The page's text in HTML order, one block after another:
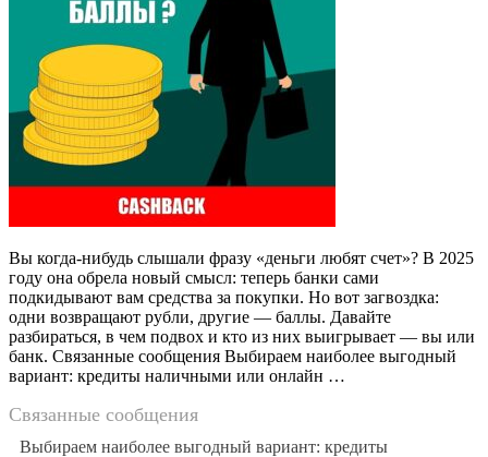
Вы когда-нибудь слышали фразу «деньги любят счет»? В 2025
году она обрела новый смысл: теперь банки сами
подкидывают вам средства за покупки. Но вот загвоздка:
одни возвращают рубли, другие — баллы. Давайте
разбираться, в чем подвох и кто из них выигрывает — вы или
банк. Связанные сообщения Выбираем наиболее выгодный
вариант: кредиты наличными или онлайн …
Связанные сообщения
Выбираем наиболее выгодный вариант: кредиты